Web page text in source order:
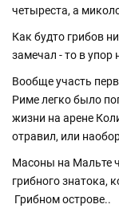
четыреста, а
Как будто грибов
замечал - то в упор
Вообще участь
Риме легко было
жизни на арене
отравил, или
Масоны на Мальте
грибного знатока,
Грибном острове..